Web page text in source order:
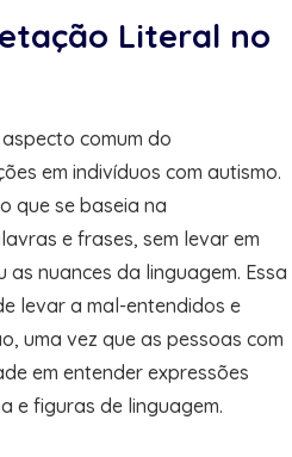
Literal no
comum do
em indivíduos com autismo.
que se baseia na
e frases, sem levar em
nuances da linguagem. Essa
levar a mal-entendidos e
uma vez que as pessoas com
em entender expressões
e figuras de linguagem.